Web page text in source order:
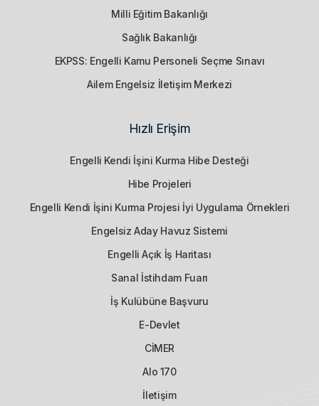
Milli Eğitim Bakanlığı
Sağlık Bakanlığı
EKPSS: Engelli Kamu Personeli Seçme Sınavı
Ailem Engelsiz İletişim Merkezi
Hızlı Erişim
Engelli Kendi İşini Kurma Hibe Desteği
Hibe Projeleri
Engelli Kendi İşini Kurma Projesi İyi Uygulama Örnekleri
Engelsiz Aday Havuz Sistemi
Engelli Açık İş Haritası
Sanal İstihdam Fuarı
İş Kulübüne Başvuru
E-Devlet
CİMER
Alo 170
İletişim